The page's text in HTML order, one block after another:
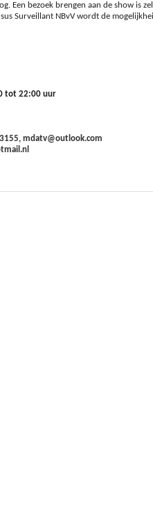
Een bezoek brengen aan de show is
Surveillant NBvV wordt de
tot 22:00 uur
mdatv@outlook.com